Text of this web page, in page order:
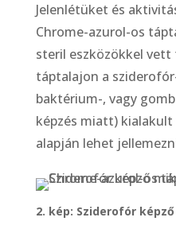
Jelenlétüket és
Chrome-azurol-os
steril eszközökkel
táptalajon a
baktérium-, vagy
képzés miatt)
alapján lehet
2. kép: Sziderofór